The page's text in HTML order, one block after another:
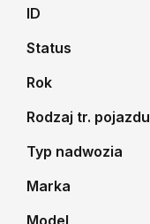
ID
Status
Rok
Rodzaj tr. pojazdu
Typ nadwozia
Marka